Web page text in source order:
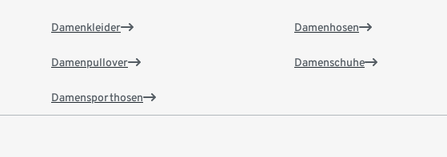
Damenkleider
Damenpullover
Damensporthosen
Damenhosen
Damenschuhe